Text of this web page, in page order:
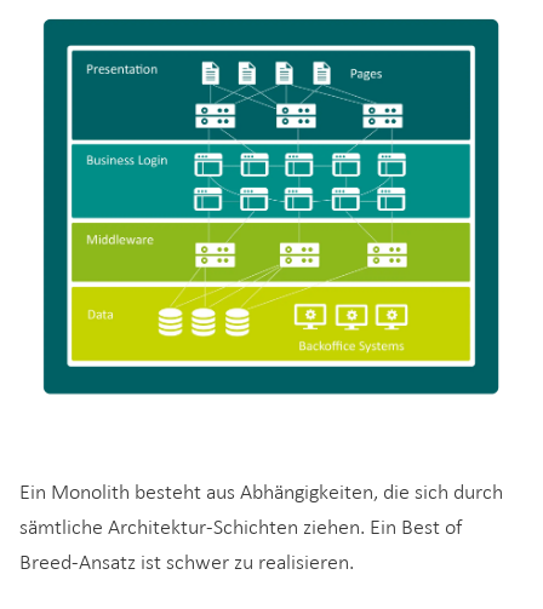
Ein Monolith besteht aus Abhängigkeiten, die sich durch
sämtliche Architektur-Schichten ziehen. Ein Best of
Breed-Ansatz ist schwer zu realisieren.